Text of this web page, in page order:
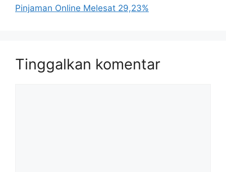
Pinjaman Online Melesat 29,23%
Tinggalkan komentar